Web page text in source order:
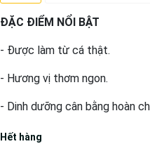
ĐẶC ĐIỂM NỔI BẬT
- Được làm từ cá thật.
- Hương vị thơm ngon.
- Dinh dưỡng cân bằng hoàn
Hết hàng